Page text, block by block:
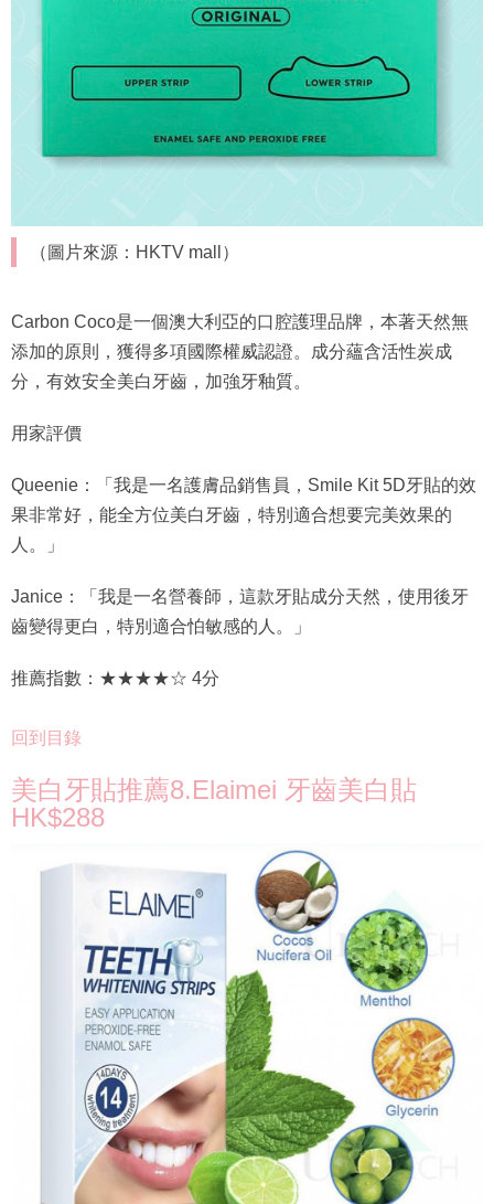
（圖片來源：HKTV mall）
Carbon Coco是一個澳大利亞的口腔護理品牌，本著天然無
添加的原則，獲得多項國際權威認證。成分蘊含活性炭成
分，有效安全美白牙齒，加強牙釉質。
用家評價
Queenie：「我是一名護膚品銷售員，Smile Kit 5D牙貼的效
果非常好，能全方位美白牙齒，特別適合想要完美效果的
人。」
Janice：「我是一名營養師，這款牙貼成分天然，使用後牙
齒變得更白，特別適合怕敏感的人。」
推薦指數：★★★★☆ 4分
回到目錄
美白牙貼推薦8.Elaimei 牙齒美白貼
HK$288